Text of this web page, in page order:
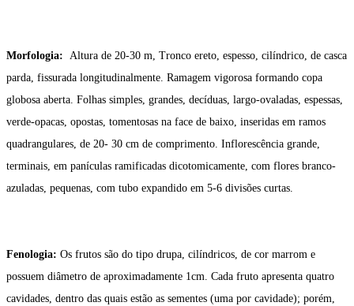
Morfologia: Altura de 20-30 m, Tronco ereto, espesso, cilíndrico, de casca
parda, fissurada longitudinalmente. Ramagem vigorosa formando copa
globosa aberta. Folhas simples, grandes, decíduas, largo-ovaladas, espessas,
verde-opacas, opostas, tomentosas na face de baixo, inseridas em ramos
quadrangulares, de 20- 30 cm de comprimento. Inflorescência grande,
terminais, em panículas ramificadas dicotomicamente, com flores branco-
azuladas, pequenas, com tubo expandido em 5-6 divisões curtas.
Fenologia: Os frutos são do tipo drupa, cilíndricos, de cor marrom e
possuem diâmetro de aproximadamente 1cm. Cada fruto apresenta quatro
cavidades, dentro das quais estão as sementes (uma por cavidade); porém,